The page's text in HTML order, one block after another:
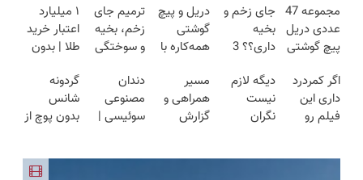
مجموعه 47
عددی دریل
پیچ گوشتی
(تخفیف به
مدت
محدود)
جای زخم و
بخیه
داری؟؟ 3
محوش کن!
دریل و پیچ
گوشتی
همه‌کاره با
هوشمند ⚙️
(نصف
قیمت بازار
ترمیم جای
زخم، بخیه
و سوختگی
هفته!!😍
۱ میلیارد
اعتبار خرید
طلا | بدون
چک
اگر کمردرد
داری این
فیلم رو
دیگه لازم
نیست
نگران
مسیر
همراهی و
گزارش
دندان
مصنوعی
سوئیسی |
گردونه
شانس
بدون پوچ از
بیت کوین